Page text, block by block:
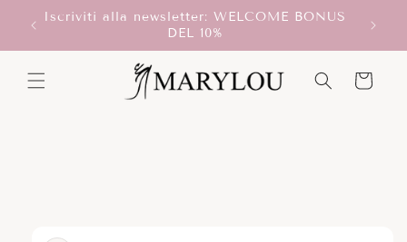
direttamente
Iscriviti alla newsletter: WELCOME BONUS
DEL 10%
Carrello